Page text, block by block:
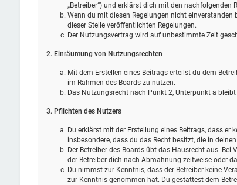
„Betreiber“) und erklärst dich mit den nachfolgenden
Wenn du mit diesen Regelungen nicht
dieser Stelle veröffentlichten Regelungen.
Der Nutzungsvertrag wird auf unbestimmte Zeit
2. Einräumung von Nutzungsrechten
Mit dem Erstellen eines Beitrags erteilst du dem
im Rahmen des Boards zu nutzen.
Das Nutzungsrecht nach Punkt 2, Unterpunkt a
3. Pflichten des Nutzers
Du erklärst mit der Erstellung eines Beitrags, dass er
insbesondere, dass du das Recht besitzt, die in
Der Betreiber des Boards übt das Hausrecht aus.
der Betreiber dich nach Abmahnung zeitweise oder
Du nimmst zur Kenntnis, dass der Betreiber keine
zur Kenntnis genommen hat. Du gestattest dem